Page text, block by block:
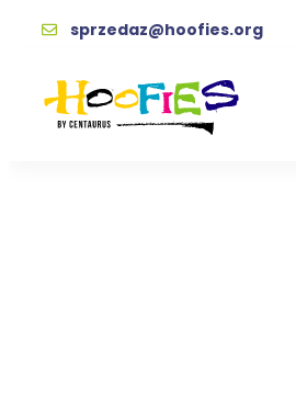
sprzedaz@hoofies.org